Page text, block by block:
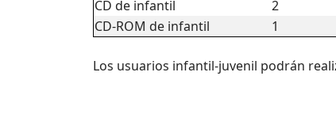
CD de infantil
2
CD-ROM de infantil
1
Los usuarios infantil-juvenil podrán